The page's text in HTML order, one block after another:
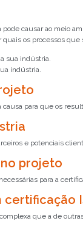
causar ao meio
os processos que
indústria.
para que os
e potenciais
projeto
para a
que a de
Já é